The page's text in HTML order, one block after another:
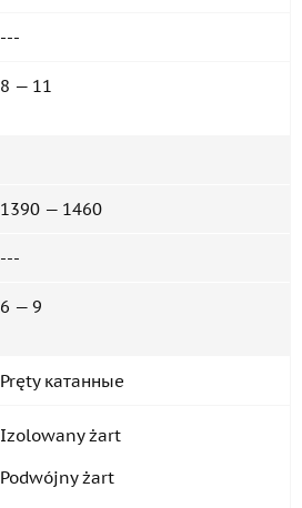
---
8 — 11
1390 — 1460
---
6 — 9
Pręty катанные
Izolowany żart
Podwójny żart